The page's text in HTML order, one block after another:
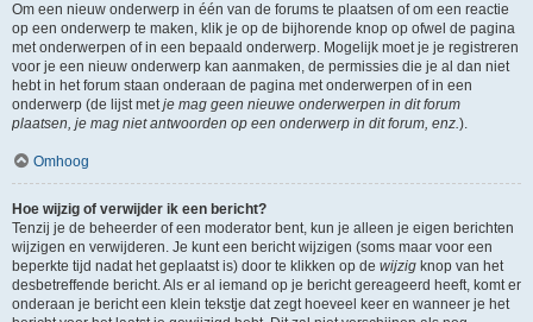
Om een nieuw onderwerp in één van de forums te plaatsen of om een reactie
op een onderwerp te maken, klik je op de bijhorende knop op ofwel de pagina
met onderwerpen of in een bepaald onderwerp. Mogelijk moet je je registreren
voor je een nieuw onderwerp kan aanmaken, de permissies die je al dan niet
hebt in het forum staan onderaan de pagina met onderwerpen of in een
onderwerp (de lijst metje mag geen nieuwe onderwerpen in dit forum
plaatsen, je mag niet antwoorden op een onderwerp in dit forum, enz.).
Omhoog
Hoe wijzig of verwijder ik een bericht?
Tenzij je de beheerder of een moderator bent, kun je alleen je eigen berichten
wijzigen en verwijderen. Je kunt een bericht wijzigen (soms maar voor een
beperkte tijd nadat het geplaatst is) door te klikken op de wijzig knop van het
desbetreffende bericht. Als er al iemand op je bericht gereageerd heeft, komt er
onderaan je bericht een klein tekstje dat zegt hoeveel keer en wanneer je het